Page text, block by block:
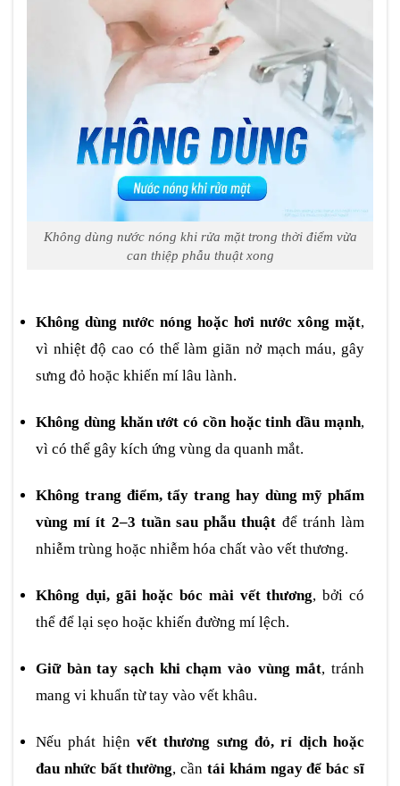
Không dùng nước nóng khi rửa mặt trong thời điểm vừa
can thiệp phẫu thuật xong
Không dùng nước nóng hoặc hơi nước xông mặt,
vì nhiệt độ cao có thể làm giãn nở mạch máu, gây
sưng đỏ hoặc khiến mí lâu lành.
Không dùng khăn ướt có cồn hoặc tinh dầu mạnh,
vì có thể gây kích ứng vùng da quanh mắt.
Không trang điểm, tẩy trang hay dùng mỹ phẩm
vùng mí ít 2–3 tuần sau phẫu thuật để tránh làm
nhiễm trùng hoặc nhiễm hóa chất vào vết thương.
Không dụi, gãi hoặc bóc mài vết thương, bởi có
thể để lại sẹo hoặc khiến đường mí lệch.
Giữ bàn tay sạch khi chạm vào vùng mắt, tránh
mang vi khuẩn từ tay vào vết khâu.
Nếu phát hiện vết thương sưng đỏ, rỉ dịch hoặc
đau nhức bất thường, cầntái khám ngay để bác sĩ